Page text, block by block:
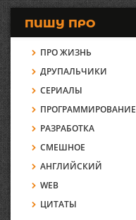
ПИШУ ПРО
ПРО ЖИЗНЬ
ДРУПАЛЬЧИКИ
СЕРИАЛЫ
ПРОГРАММИРОВАНИЕ
РАЗРАБОТКА
СМЕШНОЕ
АНГЛИЙСКИЙ
WEB
ЦИТАТЫ